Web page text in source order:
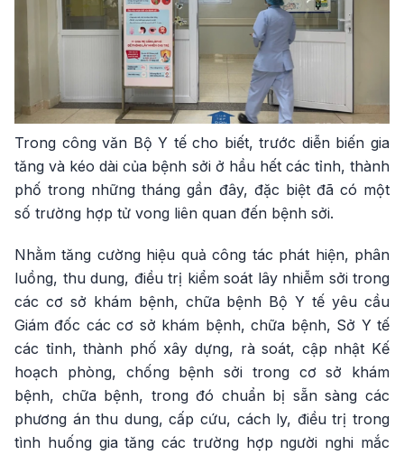
Trong công văn Bộ Y tế cho biết, trước diễn biến gia
tăng và kéo dài của bệnh sởi ở hầu hết các tỉnh, thành
phố trong những tháng gần đây, đặc biệt đã có một
số trường hợp tử vong liên quan đến bệnh sởi.
Nhằm tăng cường hiệu quả công tác phát hiện, phân
luồng, thu dung, điều trị kiểm soát lây nhiễm sởi trong
các cơ sở khám bệnh, chữa bệnh Bộ Y tế yêu cầu
Giám đốc các cơ sở khám bệnh, chữa bệnh, Sở Y tế
các tỉnh, thành phố xây dựng, rà soát, cập nhật Kế
hoạch phòng, chống bệnh sởi trong cơ sở khám
bệnh, chữa bệnh, trong đó chuẩn bị sẵn sàng các
phương án thu dung, cấp cứu, cách ly, điều trị trong
tình huống gia tăng các trường hợp người nghi mắc